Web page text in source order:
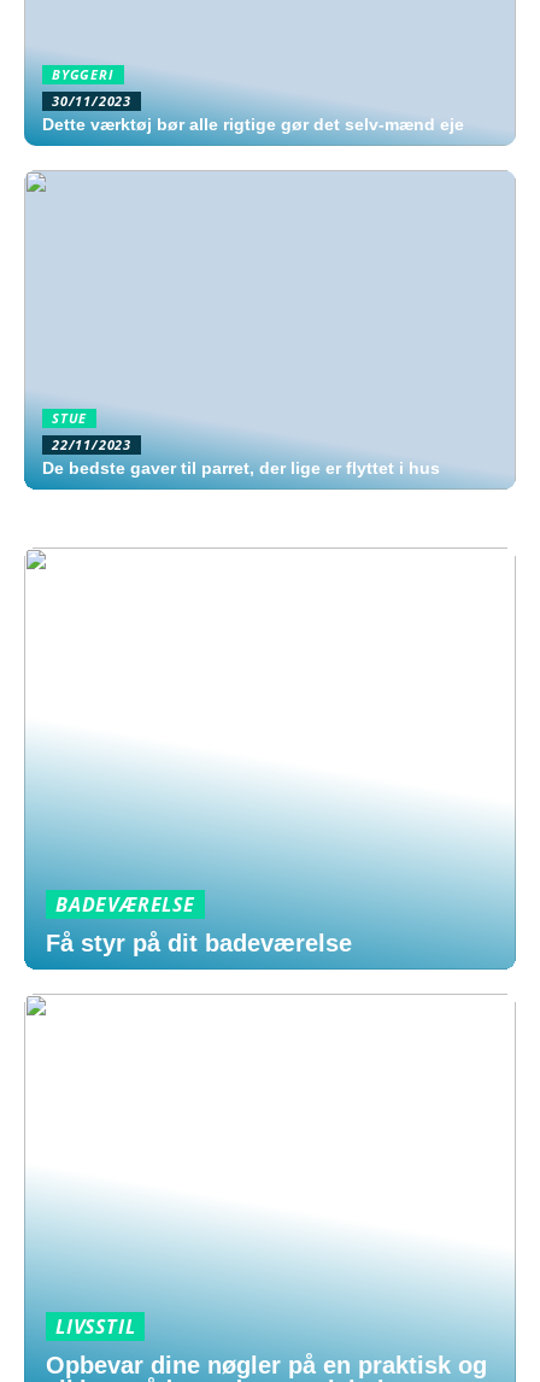
BYGGERI
30/11/2023
Dette værktøj bør alle rigtige gør det selv-mænd eje
STUE
22/11/2023
De bedste gaver til parret, der lige er flyttet i hus
BADEVÆRELSE
Få styr på dit badeværelse
LIVSSTIL
Opbevar dine nøgler på en praktisk og